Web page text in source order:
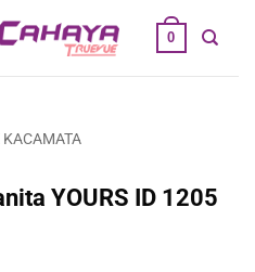
0
KACAMATA
YOURS ID 1205